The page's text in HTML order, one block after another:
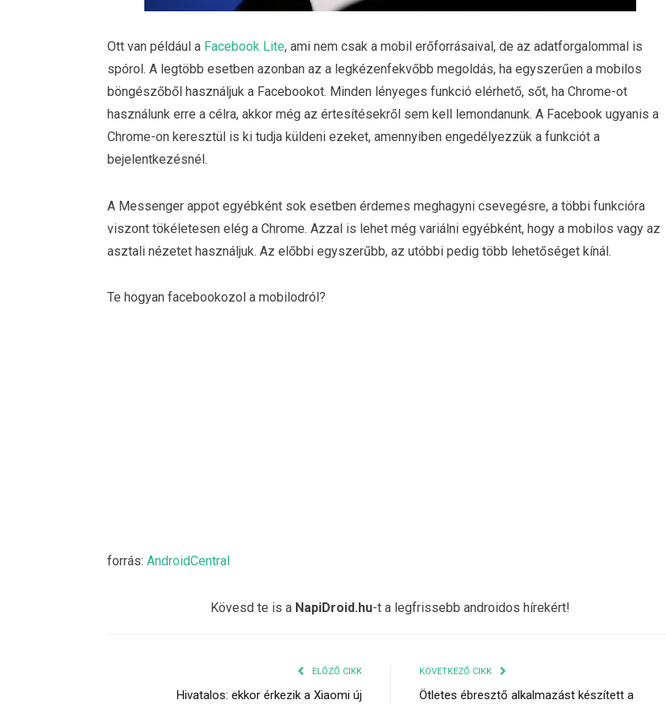
Ott van például a Facebook Lite, ami nem csak a mobil erőforrásaival, de az adatforgalommal is
spórol. A legtöbb esetben azonban az a legkézenfekvőbb megoldás, ha egyszerűen a mobilos
böngészőből használjuk a Facebookot. Minden lényeges funkció elérhető, sőt, ha Chrome-ot
használunk erre a célra, akkor még az értesítésekről sem kell lemondanunk. A Facebook ugyanis a
Chrome-on keresztül is ki tudja küldeni ezeket, amennyiben engedélyezzük a funkciót a
bejelentkezésnél.
A Messenger appot egyébként sok esetben érdemes meghagyni csevegésre, a többi funkcióra
viszont tökéletesen elég a Chrome. Azzal is lehet még variálni egyébként, hogy a mobilos vagy az
asztali nézetet használjuk. Az előbbi egyszerűbb, az utóbbi pedig több lehetőséget kínál.
Te hogyan facebookozol a mobilodról?
forrás: AndroidCentral
Kövesd te is a NapiDroid.hu-t a legfrissebb androidos hírekért!
ELŐZŐ CIKK
Hivatalos: ekkor érkezik a Xiaomi új
KÖVETKEZŐ CIKK
Ötletes ébresztő alkalmazást készített a